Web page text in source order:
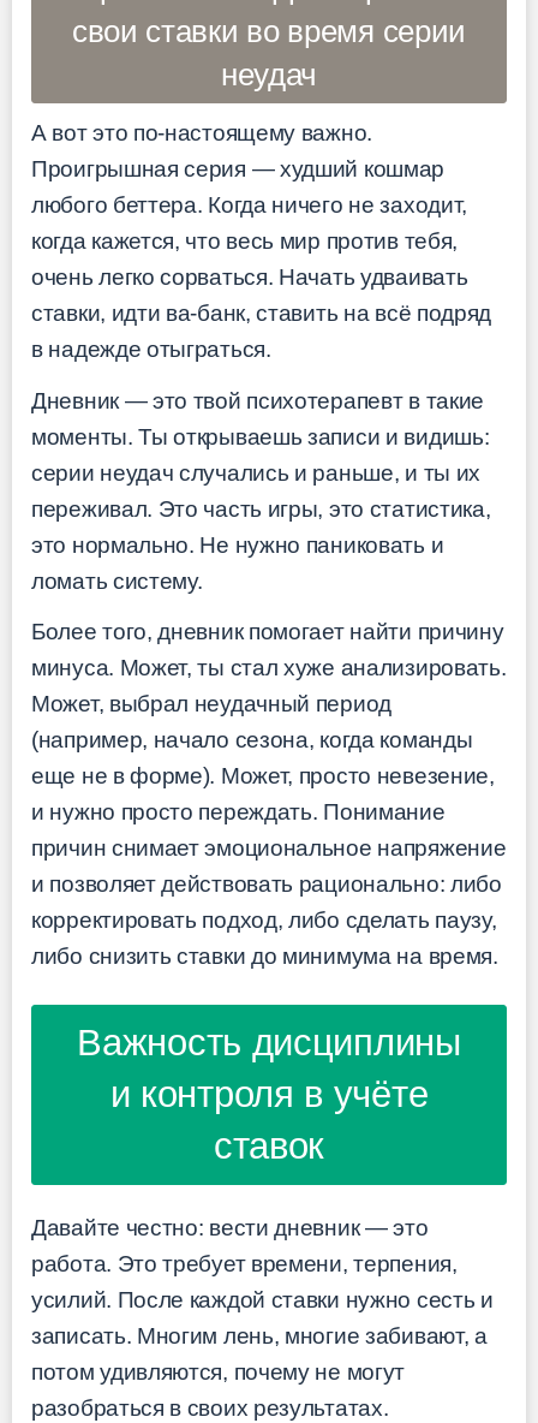
свои ставки во время серии
неудач
А вот это по-настоящему важно.
Проигрышная серия — худший кошмар
любого беттера. Когда ничего не заходит,
когда кажется, что весь мир против тебя,
очень легко сорваться. Начать удваивать
ставки, идти ва-банк, ставить на всё подряд
в надежде отыграться.
Дневник — это твой психотерапевт в такие
моменты. Ты открываешь записи и видишь:
серии неудач случались и раньше, и ты их
переживал. Это часть игры, это статистика,
это нормально. Не нужно паниковать и
ломать систему.
Более того, дневник помогает найти причину
минуса. Может, ты стал хуже анализировать.
Может, выбрал неудачный период
(например, начало сезона, когда команды
еще не в форме). Может, просто невезение,
и нужно просто переждать. Понимание
причин снимает эмоциональное напряжение
и позволяет действовать рационально: либо
корректировать подход, либо сделать паузу,
либо снизить ставки до минимума на время.
Важность дисциплины
и контроля в учёте
ставок
Давайте честно: вести дневник — это
работа. Это требует времени, терпения,
усилий. После каждой ставки нужно сесть и
записать. Многим лень, многие забивают, а
потом удивляются, почему не могут
разобраться в своих результатах.